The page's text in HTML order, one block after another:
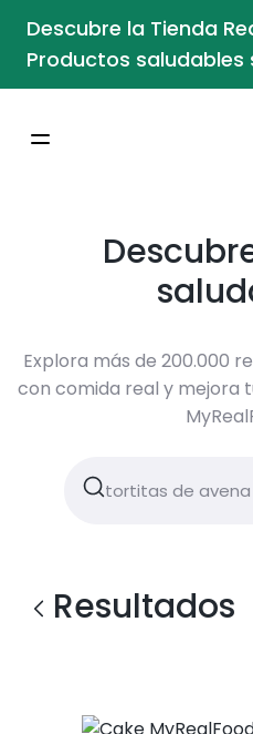
Descubre la Tienda
Productos
Explora más de 200.000
con comida real y mejora
Resultados